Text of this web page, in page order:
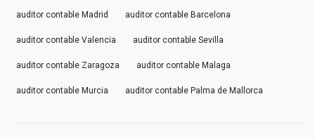
auditor contable Madrid auditor contable Barcelona
auditor contable Valencia auditor contable Sevilla
auditor contable Zaragoza auditor contable Malaga
auditor contable Murcia auditor contable Palma de Mallorca